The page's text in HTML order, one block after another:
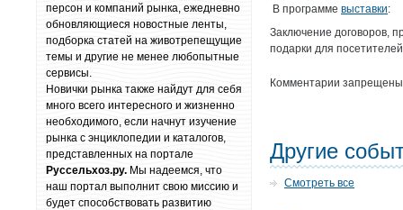
В программе выставки:
Заключение договоров,
подарки для
Комментарии
Другие
Смотреть все
персон и компаний рынка, ежедневно
обновляющиеся новостные ленты,
подборка статей на животрепещущие
темы и другие не менее любопытные
сервисы.
Новички рынка также найдут для себя
много всего интересного и жизненно
необходимого, если начнут изучение
рынка с энциклопедии и каталогов,
представленных на портале
Руссельхоз.ру. Мы надеемся, что
наш портал выполнит свою миссию и
будет способствовать развитию